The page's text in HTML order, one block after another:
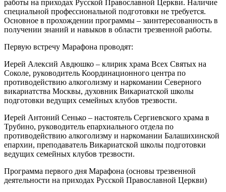
работы на приходах Русской Православной Церкви. Наличие
специальной профессиональной подготовки не требуется.
Основное в прохождении программы – заинтересованность в
получении знаний и навыков в области трезвенной работы.
Первую встречу Марафона проводят:
Иерей Алексий Авдюшко – клирик храма Всех Святых на
Соколе, руководитель Координационного центра по
противодействию алкоголизму и наркомании Северного
викариатства Москвы, духовник Викариатской школы
подготовки ведущих семейных клубов трезвости.
Иерей Антоний Сенько – настоятель Сергиевского храма в
Трубино, руководитель епархиального отдела по
противодействию алкоголизму и наркомании Балашихинской
епархии, преподаватель Викариатской школы подготовки
ведущих семейных клубов трезвости.
Программа первого дня Марафона (основы трезвенной
деятельности на приходах Русской Православной Церкви)